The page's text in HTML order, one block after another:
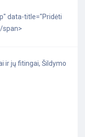
data-title="Pridėti
span>
ir jų fitingai, Šildymo